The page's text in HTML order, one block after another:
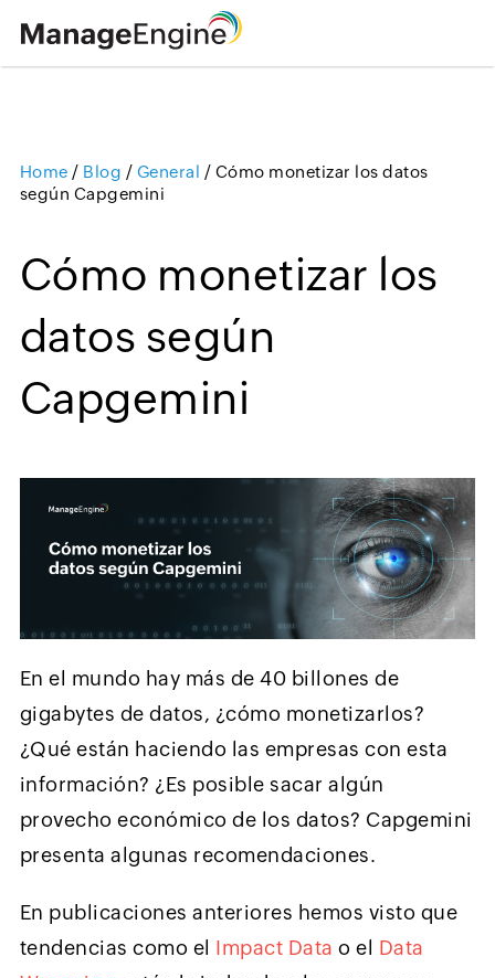
Home / Blog / General / Cómo monetizar los datos
según Capgemini
Cómo monetizar los
datos según
Capgemini
En el mundo hay más de 40 billones de
gigabytes de datos, ¿cómo monetizarlos?
¿Qué están haciendo las empresas con esta
información? ¿Es posible sacar algún
provecho económico de los datos? Capgemini
presenta algunas recomendaciones.
En publicaciones anteriores hemos visto que
tendencias como el Impact Data o el Data
Loading ...